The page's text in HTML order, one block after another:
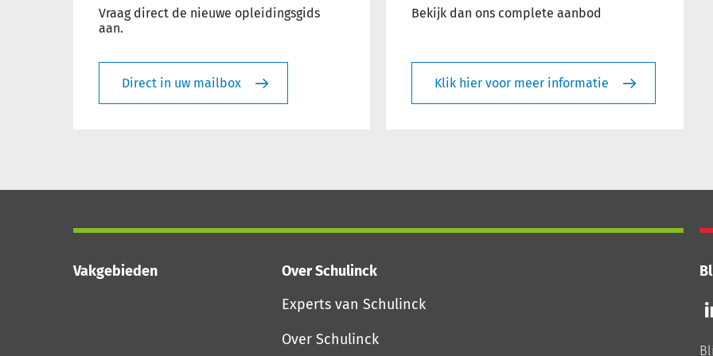
Vraag direct de nieuwe opleidingsgids
aan.
Direct in uw mailbox
Bekijk dan ons complete aanbod
Klik hier voor meer informatie
Vakgebieden
Over Schulinck
Experts van Schulinck
Over Schulinck